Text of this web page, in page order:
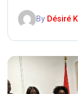
By Désiré